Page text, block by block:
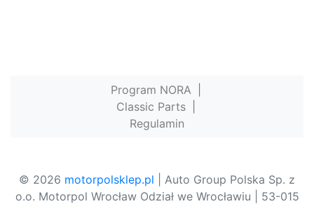
Program NORA
Classic Parts
Regulamin
© 2026 motorpolsklep.pl | Auto Group Polska Sp. z
o.o. Motorpol Wrocław Odział we Wrocławiu | 53-015